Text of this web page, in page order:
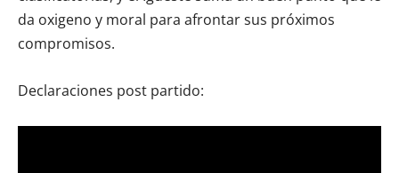
da oxigeno y moral para afrontar sus próximos
compromisos.
Declaraciones post partido: